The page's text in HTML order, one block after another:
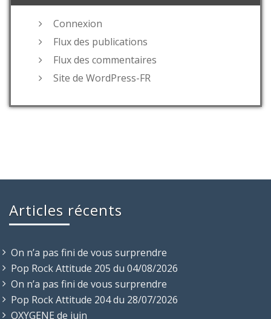
Connexion
Flux des publications
Flux des commentaires
Site de WordPress-FR
Articles récents
On n’a pas fini de vous surprendre
Pop Rock Attitude 205 du 04/08/2026
On n’a pas fini de vous surprendre
Pop Rock Attitude 204 du 28/07/2026
OXYGENE de juin